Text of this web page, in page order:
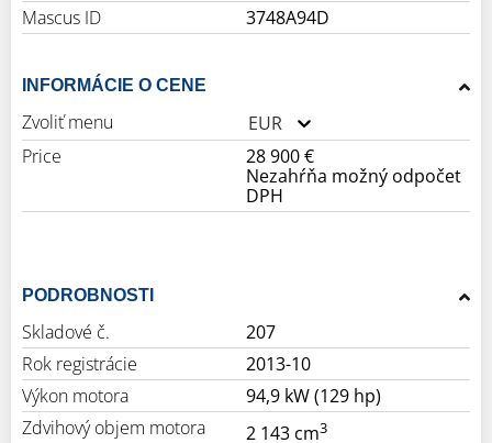
Mascus ID
3748A94D
INFORMÁCIE O CENE
Zvoliť menu
EUR
Price
28 900 €
Nezahŕňa možný odpočet
DPH
PODROBNOSTI
Skladové č.
207
Rok registrácie
2013-10
Výkon motora
94,9 kW (129 hp)
Zdvihový objem motora
2 143 cm3